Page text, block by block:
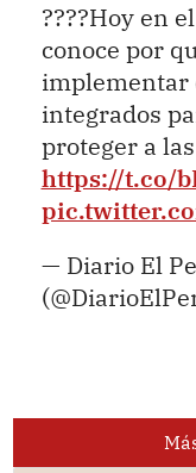
????Hoy en
conoce por
implementar
integrados
proteger a
https://t.co/
— Diario El